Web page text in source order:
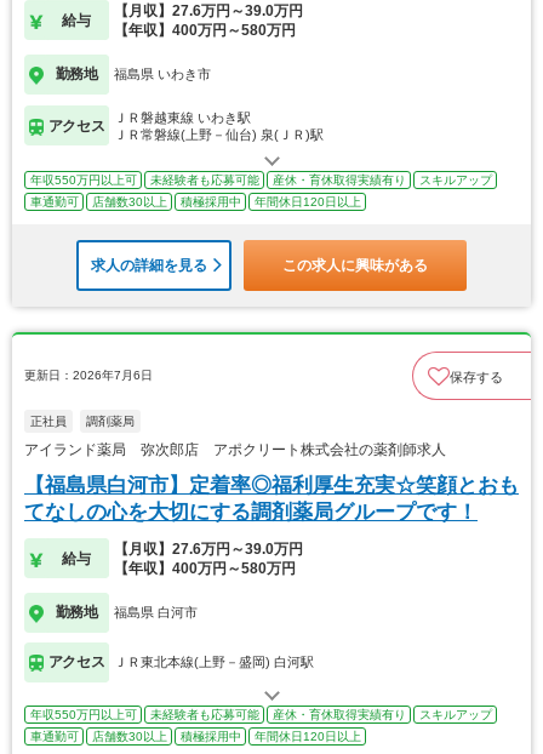
給与
【月収】27.6万円～39.0万円
【年収】400万円～580万円
勤務地 福島県 いわき市
アクセス
ＪＲ磐越東線 いわき駅
ＪＲ常磐線(上野－仙台) 泉(ＪＲ)駅
年収550万円以上可 未経験者も応募可能 産休・育休取得実績有り
スキルアップ
車通勤可
店舗数30以上 積極採用中 年間休日120日以上
求人の詳細を見る この求人に興味がある
更新日：2026年7月6日 保存する
正社員 調剤薬局
アイランド薬局 弥次郎店 アポクリート株式会社の薬剤師求人
【福島県白河市】定着率◎福利厚生充実☆笑顔とおも
てなしの心を大切にする調剤薬局グループです！
給与
【月収】27.6万円～39.0万円
【年収】400万円～580万円
勤務地 福島県 白河市
アクセス ＪＲ東北本線(上野－盛岡) 白河駅
年収550万円以上可 未経験者も応募可能 産休・育休取得実績有り
スキルアップ
車通勤可
店舗数30以上 積極採用中 年間休日120日以上